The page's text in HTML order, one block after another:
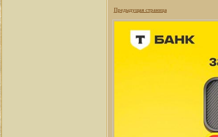
Предыдущая страница